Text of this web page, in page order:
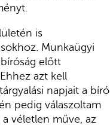
is
Munkaügyi
előtt
azt kell
napjait a bíró
pedig válaszoltam
a véletlen műve, az